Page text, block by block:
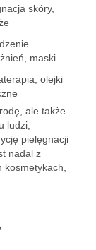
skóry,
maski
olejki
ale także
ludzi,
pielęgnacji
nadal z